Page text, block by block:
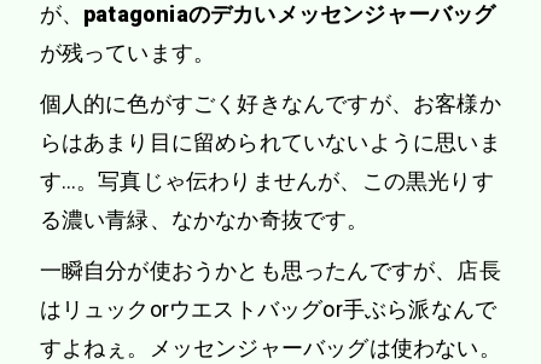
が、 patagoniaのデカいメッセンジャーバッグ
が残っています。
個人的に色がすごく好きなんですが、お客様か
らはあまり目に留められていないように思いま
す…。写真じゃ伝わりませんが、この黒光りす
る濃い青緑、なかなか奇抜です。
一瞬自分が使おうかとも思ったんですが、店長
はリュックorウエストバッグor手ぶら派なんで
すよねぇ。メッセンジャーバッグは使わない。